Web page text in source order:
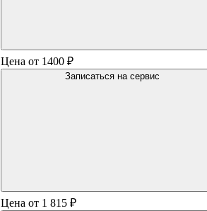
Цена от 1400 ₽
Записаться на сервис
Цена от 1 815 ₽